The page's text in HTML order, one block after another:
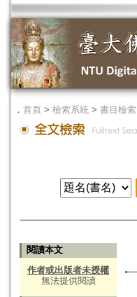
． 首頁 > 檢索系統 > 書目檢索
閱讀本文
作者或出版者未授權
無法提供閱讀